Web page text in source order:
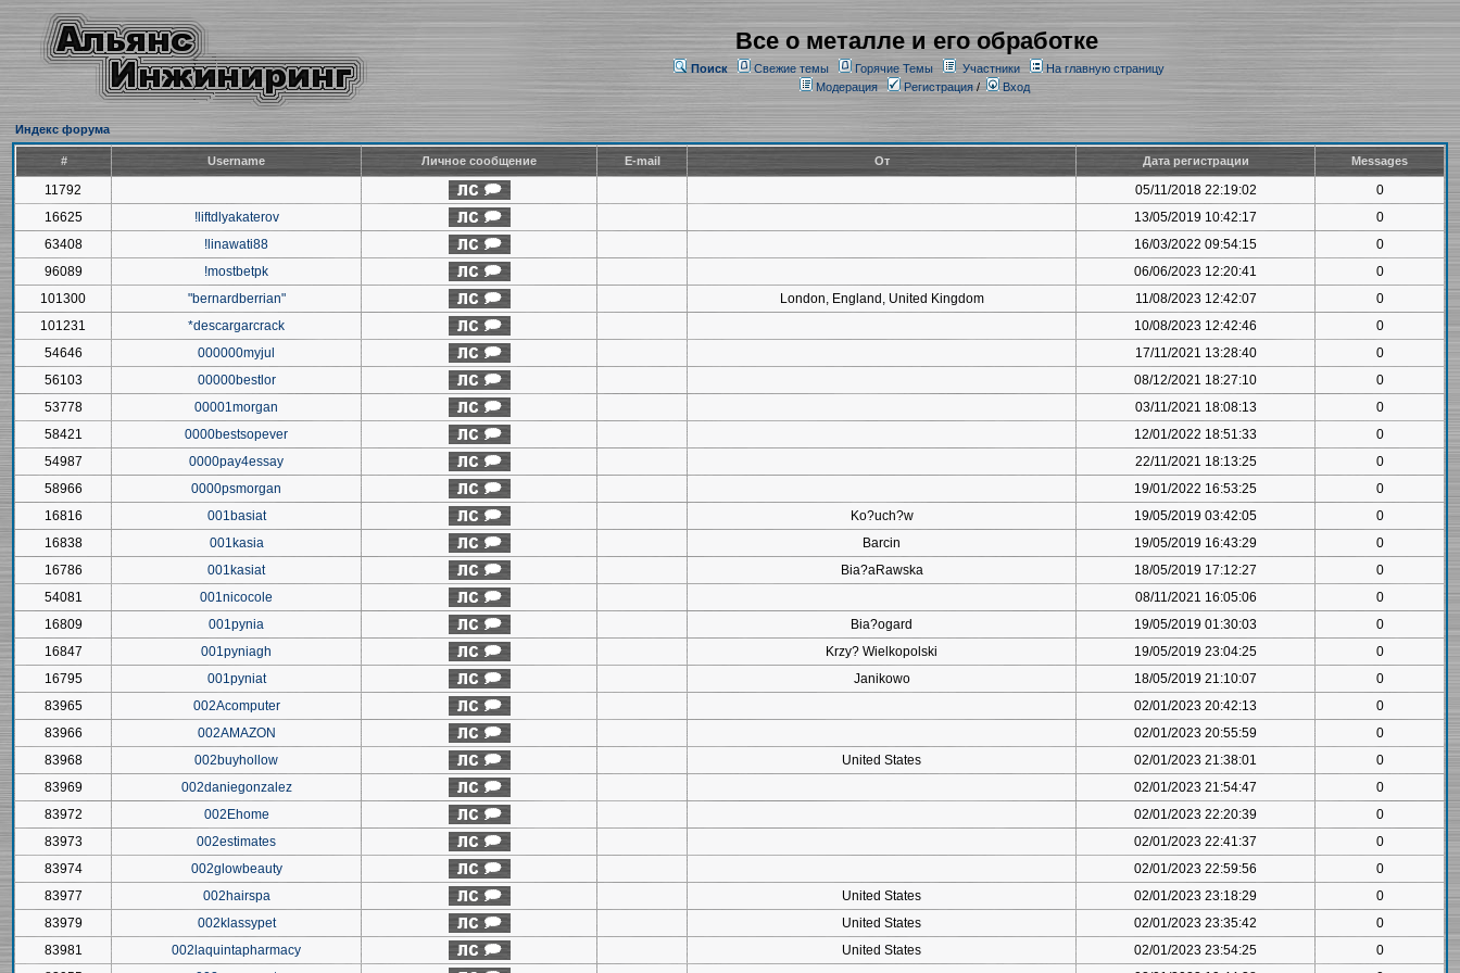
Все о металле и его обработке
Поиск Свежие темы Горячие Темы Участники
На главную страницу
Модерация
Регистрация/ Вход
Индекс форума
# Username Личное сообщение E-mail От Дата регистрации Messages
11792 05/11/2018 22:19:02
0
16625
!liftdlyakaterov 13/05/2019 10:42:17
0
63408
!linawati88 16/03/2022 09:54:15
0
96089
!mostbetpk 06/06/2023 12:20:41
0
101300
"bernardberrian" London, England, United Kingdom 11/08/2023 12:42:07
0
101231
*descargarcrack 10/08/2023 12:42:46
0
54646
000000myjul 17/11/2021 13:28:40
0
56103
00000bestlor 08/12/2021 18:27:10
0
53778
00001morgan 03/11/2021 18:08:13
0
58421
0000bestsopever 12/01/2022 18:51:33
0
54987
0000pay4essay 22/11/2021 18:13:25
0
58966
0000psmorgan 19/01/2022 16:53:25
0
16816
001basiat Ko?uch?w 19/05/2019 03:42:05
0
16838
001kasia Barcin 19/05/2019 16:43:29
0
16786
001kasiat Bia?aRawska 18/05/2019 17:12:27
0
54081
001nicocole 08/11/2021 16:05:06
0
16809
001pynia Bia?ogard 19/05/2019 01:30:03
0
16847
001pyniagh Krzy? Wielkopolski 19/05/2019 23:04:25
0
16795
001pyniat Janikowo 18/05/2019 21:10:07
0
83965
002Acomputer 02/01/2023 20:42:13
0
83966
002AMAZON 02/01/2023 20:55:59
0
83968
002buyhollow United States 02/01/2023 21:38:01
0
83969
002daniegonzalez 02/01/2023 21:54:47
0
83972
002Ehome 02/01/2023 22:20:39
0
83973
002estimates 02/01/2023 22:41:37
0
83974
002glowbeauty 02/01/2023 22:59:56
0
83977
002hairspa United States 02/01/2023 23:18:29
0
83979
002klassypet United States 02/01/2023 23:35:42
0
83981
002laquintapharmacy United States 02/01/2023 23:54:25
0